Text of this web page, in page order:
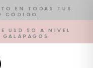
EN TODAS TUS
CÓDIGO
USD 50 A NIVEL